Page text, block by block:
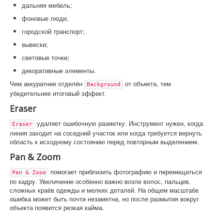
дальняя мебель;
фоновые люди;
городской транспорт;
вывески;
световые точки;
декоративные элементы.
Чем аккуратнее отделён
Background
от объекта, тем
убедительнее итоговый эффект.
Eraser
Eraser
удаляет ошибочную разметку. Инструмент нужен, когда
линия заходит на соседний участок или когда требуется вернуть
область к исходному состоянию перед повторным выделением.
Pan & Zoom
Pan & Zoom
помогает приблизить фотографию и перемещаться
по кадру. Увеличение особенно важно возле волос, пальцев,
сложных краёв одежды и мелких деталей. На общем масштабе
ошибка может быть почти незаметна, но после размытия вокруг
объекта появится резкая кайма.